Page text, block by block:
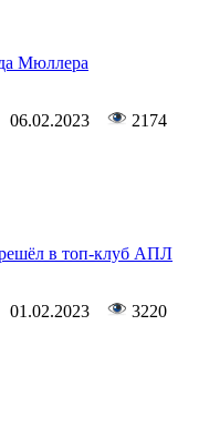
Мюллера
06.02.2023 2174
в топ-клуб АПЛ
01.02.2023 3220